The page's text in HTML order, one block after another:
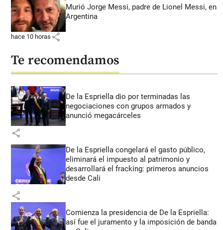
Murió Jorge Messi, padre de Lionel Messi, en
Argentina
hace 10 horas share
Te recomendamos
De la Espriella dio por terminadas las
negociaciones con grupos armados y
anunció megacárceles
share
De la Espriella congelará el gasto público,
eliminará el impuesto al patrimonio y
desarrollará el fracking: primeros anuncios
desde Cali
share
Comienza la presidencia de De la Espriella:
así fue el juramento y la imposición de banda